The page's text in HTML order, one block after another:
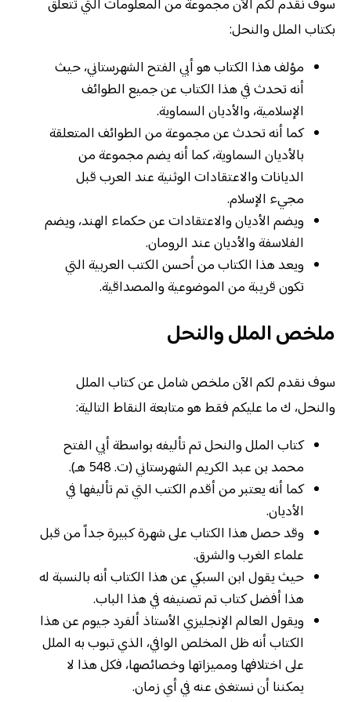
سوف نقدم لكم الآن مجموعة من المعلومات التي تتعلق
بكتاب الملل والنحل:
مؤلف هذا الكتاب هو أبي الفتح الشهرستاني، حيث
أنه تحدث في هذا الكتاب عن جميع الطوائف
الإسلامية، والأديان السماوية.
كما أنه تحدث عن مجموعة من الطوائف المتعلقة
بالأديان السماوية، كما أنه يضم مجموعة من
الديانات والاعتقادات الوثنية عند العرب قبل
مجيء الإسلام.
ويضم الأديان والاعتقادات عن حكماء الهند، ويضم
الفلاسفة والأديان عند الرومان.
ويعد هذا الكتاب من أحسن الكتب العربية التي
تكون قريبة من الموضوعية والمصداقية.
ملخص الملل والنحل
سوف نقدم لكم الآن ملخص شامل عن كتاب الملل
والنحل، ك ما عليكم فقط هو متابعة النقاط التالية:
كتاب الملل والنحل تم تأليفه بواسطة أبي الفتح
محمد بن عبد الكريم الشهرستاني (ت. 548 هـ).
كما أنه يعتبر من أقدم الكتب التي تم تأليفها في
الأديان.
وقد حصل هذا الكتاب على شهرة كبيرة جداً من قبل
علماء الغرب والشرق.
حيث يقول ابن السبكي عن هذا الكتاب أنه بالنسبة له
هذا أفضل كتاب تم تصنيفه في هذا الباب.
ويقول العالم الإنجليزي الأستاذ ألفرد جيوم عن هذا
الكتاب أنه ظل المخلص الوافي، الذي تبوب به الملل
على اختلافها ومميزاتها وخصائصها، فكل هذا لا
يمكننا أن نستغنى عنه في أي زمان.